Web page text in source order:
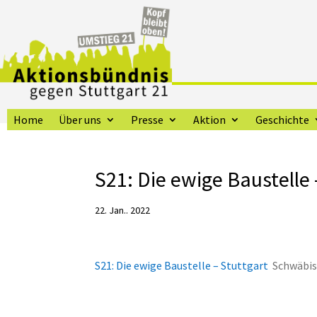
Home Über uns Presse Aktion Geschichte
S21: Die ewige
22. Jan.. 2022
S21: Die ewige Baustelle – Stuttgart